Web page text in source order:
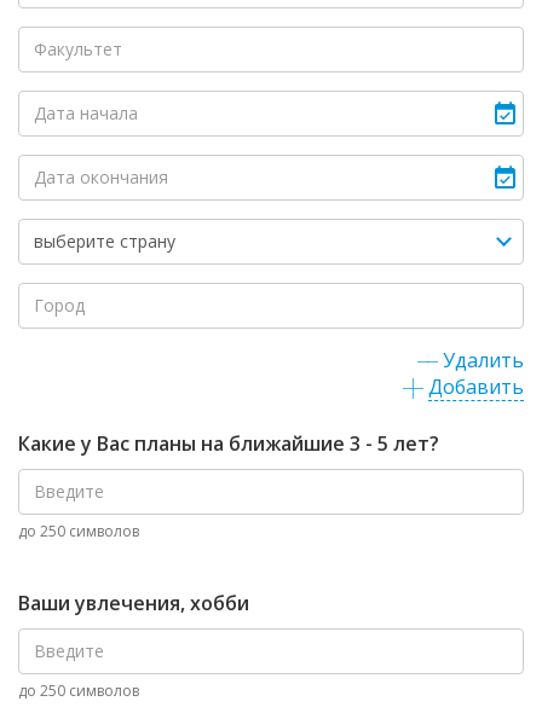
Удалить
Добавить
Какие у Вас планы на ближайшие 3 - 5 лет?
до 250 символов
Ваши увлечения, хобби
до 250 символов